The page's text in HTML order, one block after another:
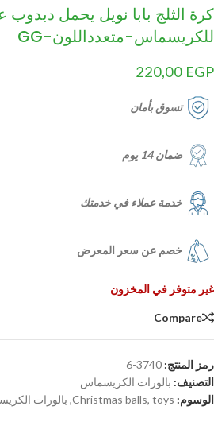
كرة الثلج بابا نويل يحمل دبدوب
للكريسماس-متعدداللون-GG
220,00 EGP
تسوق بأمان
ضمان 14 يوم
خدمة عملاء في خدمتك
خصم عن سعر المعرض
غير متوفر في المخزون
Compare
رمز المنتج: 3740-6
التصنيف: بالورات الكريسماس
الوسوم:
Christmas balls, toys
, بالورات